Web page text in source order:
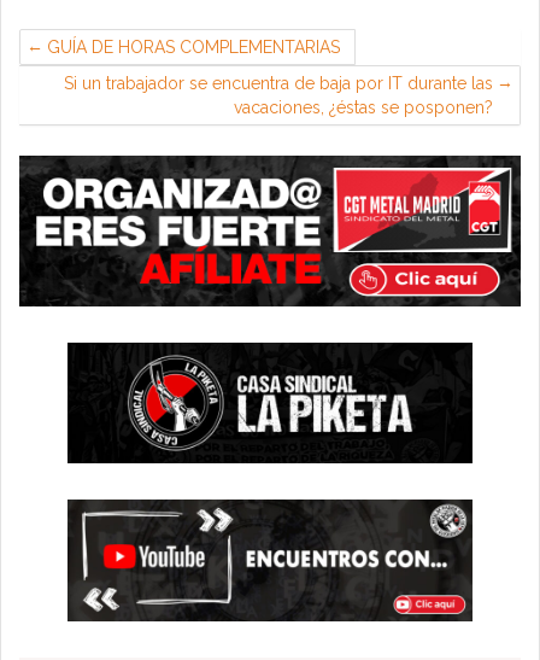
GUÍA DE HORAS COMPLEMENTARIAS
Si un trabajador se encuentra de baja por IT durante las
vacaciones, ¿éstas se posponen?